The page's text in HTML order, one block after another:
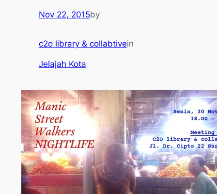
Nov 22, 2015by
c2o library & collabtivein
Jelajah Kota